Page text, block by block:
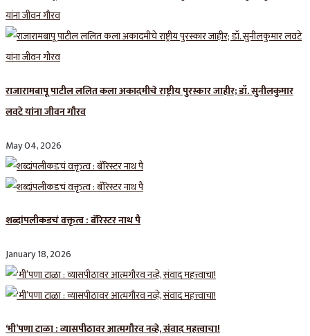
राजारामबापू पाटील ललित कला अकादमीचे राष्ट्रीय पुरस्कार जाहीर; डॉ. सुनीलकुमार
लवटे यांना जीवन गौरव
May 04, 2026
शब्दांपलीकडचं वक्तृत्व : बॅरिस्टर नाथ पै
January 18, 2026
‘मी’पणा टाळा : व्यासपीठावर आत्मगौरव नव्हे, संवाद महत्त्वाचा!